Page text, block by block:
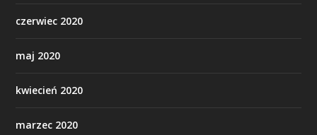
czerwiec 2020
maj 2020
kwiecień 2020
marzec 2020